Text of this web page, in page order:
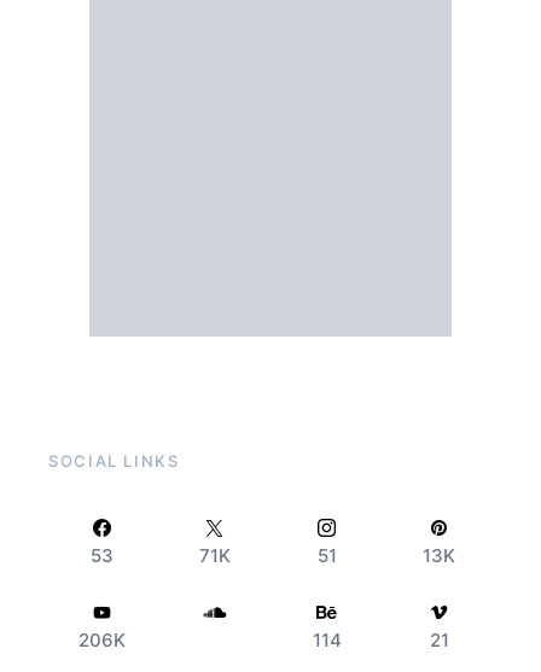
SOCIAL LINKS
53 71K 51 13K
206K 114 21